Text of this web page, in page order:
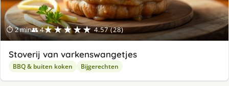
⏱ 2 min👥 4★★★★★ 4.57 (28)
Stoverij van varkenswangetjes
BBQ & buiten koken Bijgerechten